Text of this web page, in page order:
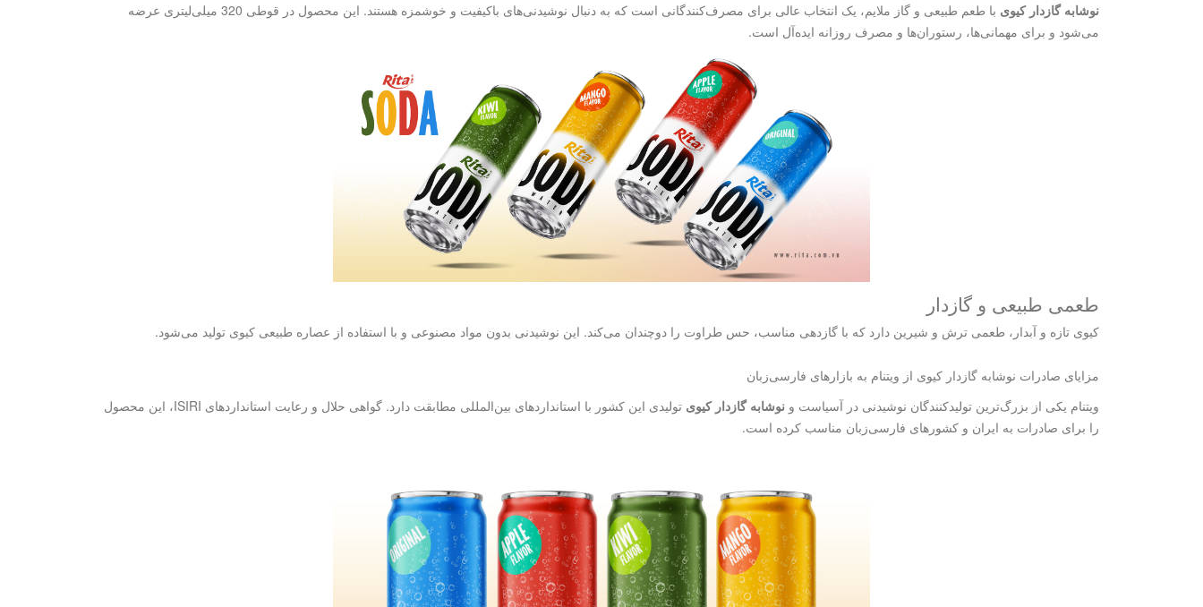
نوشابه گازدار کیوی
با طعم طبیعی و گاز ملایم، یک انتخاب عالی برای مصرف‌کنندگانی است که به دنبال نوشیدنی‌های باکیفیت و خوشمزه هستند. این محصول در قوطی 320 میلی‌لیتری عرضه
می‌شود و برای مهمانی‌ها، رستوران‌ها و مصرف روزانه ایده‌آل است.
طعمی طبیعی و گازدار
کیوی تازه و آبدار، طعمی ترش و شیرین دارد که با گازدهی مناسب، حس طراوت را دوچندان می‌کند. این نوشیدنی بدون مواد مصنوعی و با استفاده از عصاره طبیعی کیوی تولید می‌شود.
مزایای صادرات نوشابه گازدار کیوی از ویتنام به بازارهای فارسی‌زبان
ویتنام یکی از بزرگ‌ترین تولیدکنندگان نوشیدنی در آسیاست و نوشابه گازدار کیوی
تولیدی این کشور با استانداردهای بین‌المللی مطابقت دارد. گواهی حلال و رعایت استانداردهای ISIRI، این محصول
را برای صادرات به ایران و کشورهای فارسی‌زبان مناسب کرده است.